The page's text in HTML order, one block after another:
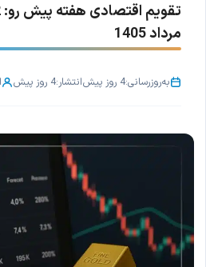
مرداد 1405
به‌روزرسانی:4 روز پیش انتشار:4 روز پیش